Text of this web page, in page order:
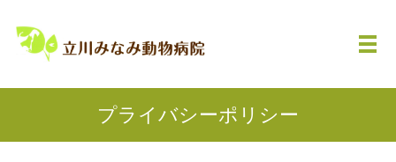
メ
プライバシーポリシー